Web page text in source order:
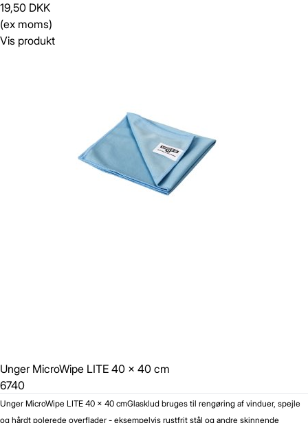
19,50 DKK
(ex moms)
Vis produkt
Unger MicroWipe LITE 40 x 40 cm
6740
Unger MicroWipe LITE 40 x 40 cmGlasklud bruges til rengøring af vinduer, spejle
og hårdt polerede overflader - eksempelvis rustfrit stål og andre skinnende